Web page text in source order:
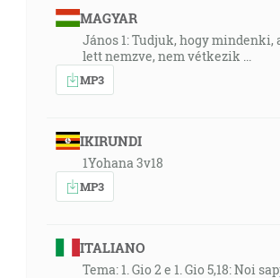
MAGYAR
János 1: Tudjuk, hogy mindenki,
lett nemzve, nem vétkezik ...
MP3
IKIRUNDI
1Yohana 3v18
MP3
ITALIANO
Tema: 1. Gio 2 e 1. Gio 5,18: Noi